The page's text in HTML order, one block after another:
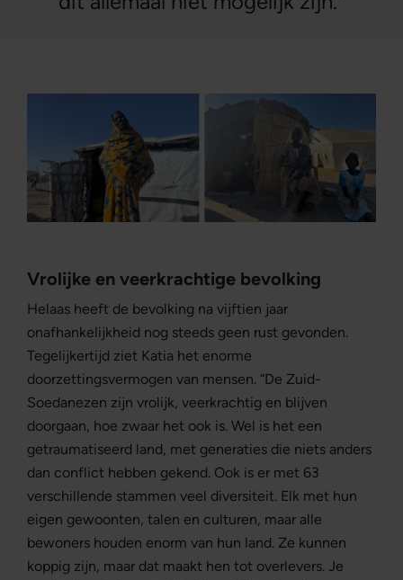
Vrolijke en veerkrachtige bevolking
Helaas heeft de bevolking na vijftien jaar
onafhankelijkheid nog steeds geen rust gevonden.
Tegelijkertijd ziet Katia het enorme
doorzettingsvermogen van mensen. “De Zuid-
Soedanezen zijn vrolijk, veerkrachtig en blijven
doorgaan, hoe zwaar het ook is. Wel is het een
getraumatiseerd land, met generaties die niets anders
dan conflict hebben gekend. Ook is er met 63
verschillende stammen veel diversiteit. Elk met hun
eigen gewoonten, talen en culturen, maar alle
bewoners houden enorm van hun land. Ze kunnen
koppig zijn, maar dat maakt hen tot overlevers. Je